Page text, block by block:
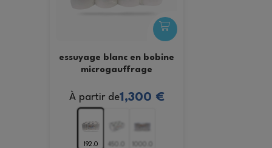
essuyage blanc en bobine
microgauffrage
À partir de1,300 €
192.0